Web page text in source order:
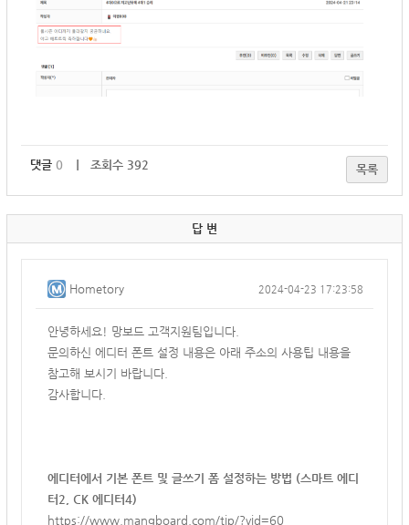
댓글 0 ｜ 조회수 392 목록
답 변
Hometory 2024-04-23 17:23:58
안녕하세요! 망보드 고객지원팀입니다.
문의하신 에디터 폰트 설정 내용은 아래 주소의 사용팁 내용을
참고해 보시기 바랍니다.
감사합니다.
에디터에서 기본 폰트 및 글쓰기 폼 설정하는 방법 (스마트 에디
터2, CK 에디터4)
https://www.mangboard.com/tip/?vid=60